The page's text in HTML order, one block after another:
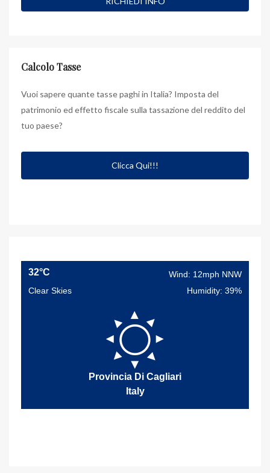
Calcolo Tasse
Vuoi sapere quante tasse paghi in Italia? Imposta del
patrimonio ed effetto fiscale sulla tassazione del reddito del
tuo paese?
Clicca Qui!!!
32°C
Wind: 12mph NNW
Clear Skies
Humidity: 39%
Provincia Di Cagliari
Italy